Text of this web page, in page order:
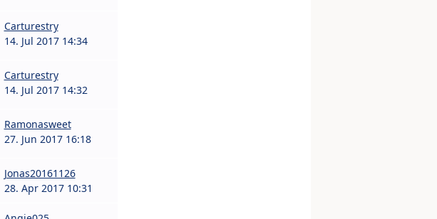
Carturestry
14. Jul 2017 14:34
Carturestry
14. Jul 2017 14:32
Ramonasweet
27. Jun 2017 16:18
Jonas20161126
28. Apr 2017 10:31